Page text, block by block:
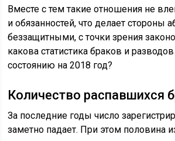
Вместе с тем такие отношения не
и обязанностей, что делает стороны
беззащитными, с точки зрения
какова статистика браков и
состоянию на 2018 год?
Количество распавшихся
За последние годы число
заметно падает. При этом половина